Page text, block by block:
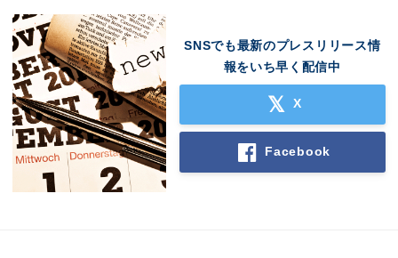
SNSでも最新のプレスリリース情
報をいち早く配信中
X
Facebook